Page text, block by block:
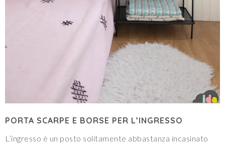
PORTA SCARPE E BORSE PER L’INGRESSO
L’ingresso è un posto solitamente abbastanza incasinato